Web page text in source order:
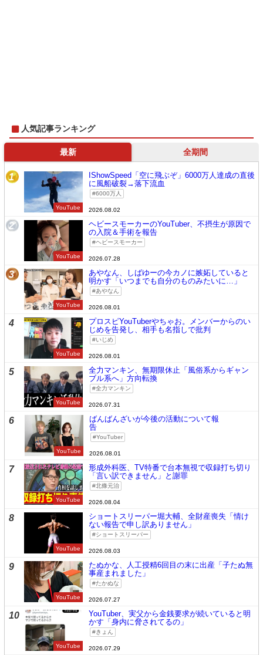
人気記事ランキング
最新 全期間
1
YouTube
IShowSpeed「空に飛ぶぞ」6000万人達成の直後
に風船破裂→落下流血
6000万人
2026.08.02
2
YouTube
ヘビースモーカーのYouTuber、不摂生が原因で
の入院＆手術を報告
ヘビースモーカー
2026.07.28
3
YouTube
あやなん、しばゆーの今カノに嫉妬していると
明かす「いつまでも自分のものみたいに…」
あやなん
2026.08.01
4
YouTube
プロスピYouTuberやちゃお。メンバーからのい
じめを告発し、相手も名指しで批判
いじめ
2026.08.01
5
YouTube
全力マンキン、無期限休止「風俗系からギャン
ブル系へ」方向転換
全力マンキン
2026.07.31
6
YouTube
ばんばんざいが今後の活動について報
告
YouTuber
2026.08.01
7
YouTube
形成外科医、TV特番で台本無視で収録打ち切り
「言い訳できません」と謝罪
北條元治
2026.08.04
8
YouTube
ショートスリーパー堀大輔、全財産喪失「情け
ない報告で申し訳ありません」
ショートスリーパー
2026.08.03
9
YouTube
たぬかな、人工授精6回目の末に出産「子たぬ無
事産まれました」
たかぬな
2026.07.27
10
YouTube
YouTuber、実父から金銭要求が続いていると明
かす「身内に脅されてるの」
きょん
2026.07.29